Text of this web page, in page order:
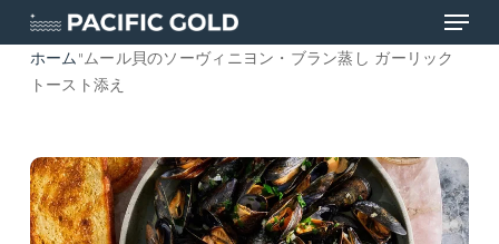
メニュー
ホーム"ムール貝のソーヴィニヨン・ブラン蒸し ガーリック
トースト添え
メ
を
閉
じ